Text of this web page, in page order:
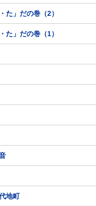
」だの巻（2）
」だの巻（1）
地町